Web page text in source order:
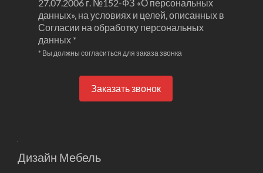
27.07.2006 г. №152-ФЗ «О персональных
данных», на условиях и целей, описанных в
Согласии на обработку персональных
данных *
* Вы должны согласиться для заказа звонка
Заказать звонок
Дизайн Мебель